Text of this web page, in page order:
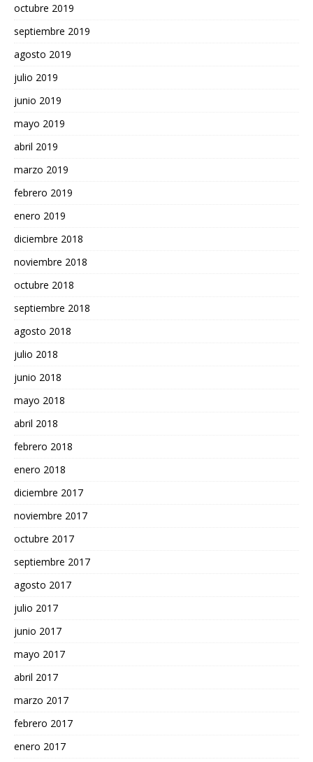
octubre 2019
septiembre 2019
agosto 2019
julio 2019
junio 2019
mayo 2019
abril 2019
marzo 2019
febrero 2019
enero 2019
diciembre 2018
noviembre 2018
octubre 2018
septiembre 2018
agosto 2018
julio 2018
junio 2018
mayo 2018
abril 2018
febrero 2018
enero 2018
diciembre 2017
noviembre 2017
octubre 2017
septiembre 2017
agosto 2017
julio 2017
junio 2017
mayo 2017
abril 2017
marzo 2017
febrero 2017
enero 2017